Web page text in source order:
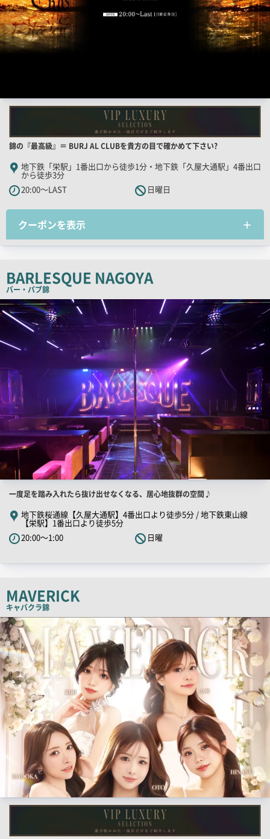
店
舗
PR
キ
コ
ー
錦の『最高級』＝ BURJ AL CLUBを貴方の目で確かめて下さい?
地下鉄「栄駅」1番出口から徒歩1分・地下鉄「久屋大通駅」4番出口
から徒歩3分
20:00～LAST
日曜日
クーポンを表示
BARLESQUE NAGOYA
バー・パブ錦
検
索
結
一
覧
像
店
舗
PR
キ
ッ
コ
ピ
ー
一度足を踏み入れたら抜け出せなくなる、居心地抜群の空間♪
地下鉄桜通線【久屋大通駅】4番出口より徒歩5分 / 地下鉄東山線
【栄駅】1番出口より徒歩5分
20:00～1:00
日曜
MAVERICK
キャバクラ錦
店
舗
PR
画
像